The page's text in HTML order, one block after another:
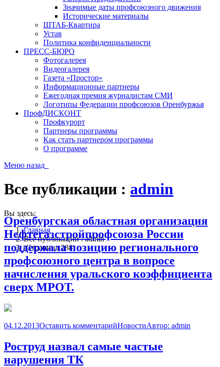
Значимые даты профсоюзного движения
Исторические материалы
ШТАБ-Квартира
Устав
Политика конфиденциальности
ПРЕСС-БЮРО
Фотогалерея
Видеогалерея
Газета «Простор»
Информационные партнеры
Ежегодная премия журналистам СМИ
Логотипы Федерации профсоюзов Оренбуржья
ПрофДИСКОНТ
Профкурорт
Партнеры программы
Как стать партнером программы
О программе
Меню назад
Все публикации : admin
Вы здесь:
Главная
Все публикации : admin
(Страница 288)
Оренбургская областная организация
Нефтегазстройпрофсоюза России
поддержала позицию регионального
профсоюзного центра в вопросе
начисления уральского коэффициента
сверх МРОТ.
04.12.2013Оставить комментарийНовостиАвтор: admin
Роструд назвал самые частые
нарушения ТК